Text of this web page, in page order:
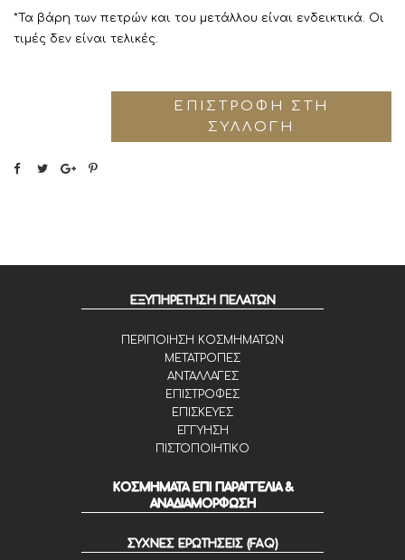
*Τα βάρη των πετρών και του μετάλλου είναι ενδεικτικά. Οι
τιμές δεν είναι τελικές.
ΕΠΙΣΤΡΟΦΉ ΣΤΗ
ΣΥΛΛΟΓΉ
ΕΞΥΠΗΡΕΤΗΣΗ ΠΕΛΑΤΩΝ
ΠΕΡΙΠΟΙΗΣΗ ΚΟΣΜΗΜΑΤΩΝ
ΜΕΤΑΤΡΟΠΕΣ
ΑΝΤΑΛΛΑΓΕΣ
ΕΠΙΣΤΡΟΦΕΣ
ΕΠΙΣΚΕΥΕΣ
ΕΓΓΥΗΣΗ
ΠΙΣΤΟΠΟΙΗΤΙΚΟ
ΚΟΣΜΗΜΑΤΑ ΕΠΙ ΠΑΡΑΓΓΕΛΙΑ &
ΑΝΑΔΙΑΜΟΡΦΩΣΗ
ΣΥΧΝΕΣ ΕΡΩΤΗΣΕΙΣ (FAQ)